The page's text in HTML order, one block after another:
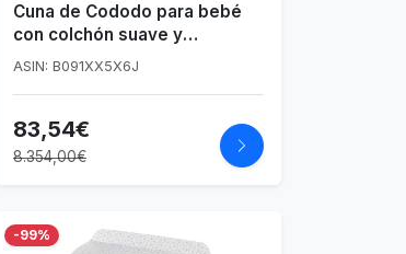
Cuna de Cododo para bebé
con colchón suave y
mosquitera, cama Cododo
para bebés de 1 a 36 meses.
ASIN: B091XX5X6J
83,54€
8.354,00€
-99%